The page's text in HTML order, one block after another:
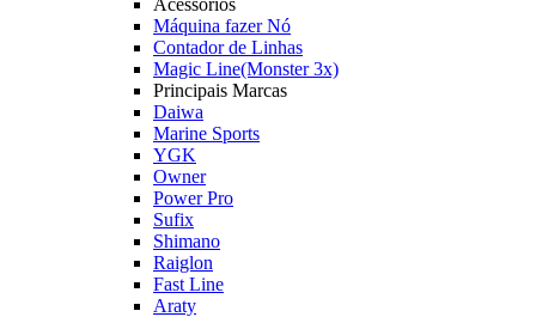
Acessórios
Máquina fazer Nó
Contador de Linhas
Magic Line(Monster 3x)
Principais Marcas
Daiwa
Marine Sports
YGK
Owner
Power Pro
Sufix
Shimano
Raiglon
Fast Line
Araty